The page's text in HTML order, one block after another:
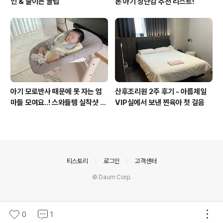
아기 모로반사 때문에 못 자는 엄
마들 모여요..! 스와들템 실착샷 공
산후조리원 2주 후기 - 아름제일
VIP실에서 보낸 찐육아 첫 걸음
0 1
티스토리 로그인 고객센터
© Daum Corp.